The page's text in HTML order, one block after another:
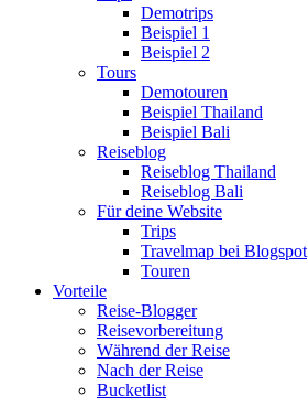
Demotrips
Beispiel 1
Beispiel 2
Tours
Demotouren
Beispiel Thailand
Beispiel Bali
Reiseblog
Reiseblog Thailand
Reiseblog Bali
Für deine Website
Trips
Travelmap bei Blogspot
Touren
Vorteile
Reise-Blogger
Reisevorbereitung
Während der Reise
Nach der Reise
Bucketlist